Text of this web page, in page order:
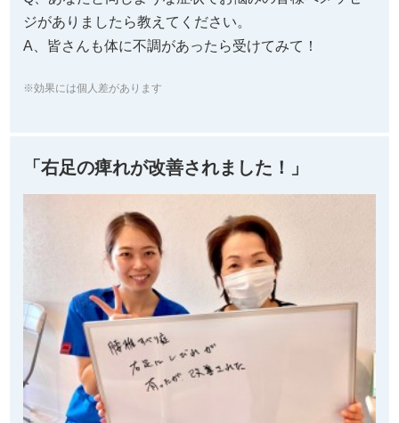
ジがありましたら教えてください。
A、皆さんも体に不調があったら受けてみて！
※効果には個人差があります
「右足の痺れが改善されました！」